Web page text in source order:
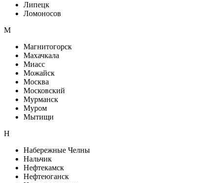
Липецк
Ломоносов
М
Магнитогорск
Махачкала
Миасс
Можайск
Москва
Московский
Мурманск
Муром
Мытищи
Н
Набережные Челны
Нальчик
Нефтекамск
Нефтеюганск